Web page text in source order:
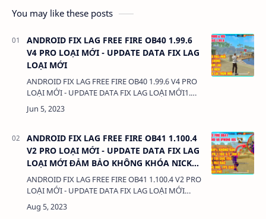
You may like these posts
ANDROID FIX LAG FREE FIRE OB40 1.99.6
V4 PRO LOẠI MỚI - UPDATE DATA FIX LAG
LOẠI MỚI
ANDROID FIX LAG FREE FIRE OB40 1.99.6 V4 PRO
LOẠI MỚI - UPDATE DATA FIX LAG LOẠI MỚI1.
CHỨC NĂNG:- FIX LAG FREE FIRE OB40- PHIÊN
BẢN HỖ TRỢ 1.99.6- KHÔNG KHÓA NICK 100%- …
ANDROID FIX LAG FREE FIRE OB41 1.100.4
V2 PRO LOẠI MỚI - UPDATE DATA FIX LAG
LOẠI MỚI ĐẢM BẢO KHÔNG KHÓA NICK
100%
ANDROID FIX LAG FREE FIRE OB41 1.100.4 V2 PRO
LOẠI MỚI - UPDATE DATA FIX LAG LOẠI MỚI
ĐẢM BẢO KHÔNG KHÓA NICK 100%1. CHỨC
NĂNG:- FIX LAG FREE FIRE OB41- PHIÊN B…